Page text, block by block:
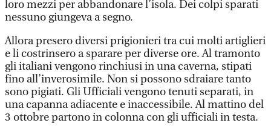
loro mezzi per abbandonare l’isola. Dei colpi sparati
nessuno giungeva a segno.
Allora presero diversi prigionieri tra cui molti artiglieri
e li costrinsero a sparare per diverse ore. Al tramonto
gli italiani vengono rinchiusi in una caverna, stipati
fino all’inverosimile. Non si possono sdraiare tanto
sono pigiati. Gli Ufficiali vengono tenuti separati, in
una capanna adiacente e inaccessibile. Al mattino del
3 ottobre partono in colonna con gli ufficiali in testa.